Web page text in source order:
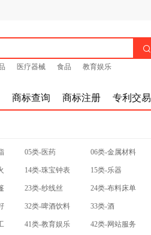

医疗器械 食品 教育娱乐
商标查询 商标注册 专利交易
05类-医药 06类-金属材料
14类-珠宝钟表 15类-乐器
23类-纱线丝 24类-布料床单
32类-啤酒饮料 33类-酒
41类-教育娱乐 42类-网站服务